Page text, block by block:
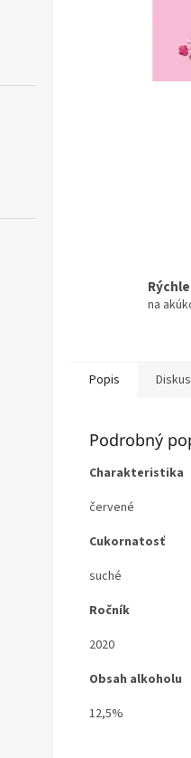
na
Popis
Podrobný
Charakteristika
červené
Cukornatosť
suché
Ročník
2020
Obsah alkoholu
12,5%